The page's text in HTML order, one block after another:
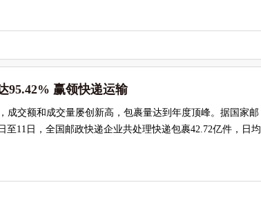
95.42% 赢领快递运输
成交额和成交量屡创新高，包裹量达到年度顶峰。据国家邮
至11日，全国邮政快递企业共处理快递包裹42.72亿件，日均